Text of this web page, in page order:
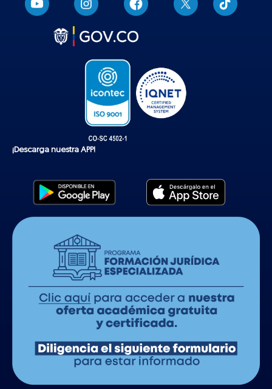
i
k
¡Descarga nuestra APP!